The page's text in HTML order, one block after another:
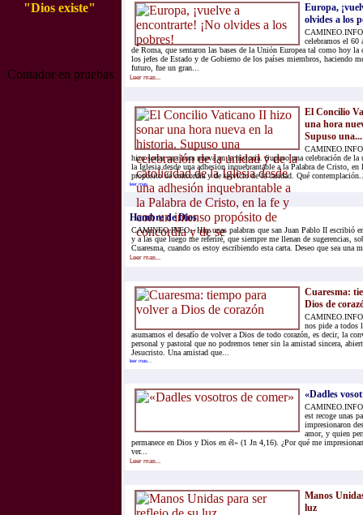
"Dios existe"
Contador en pruebas
Europa,
olvides a los
celebramos el 60
de Roma, que sentaron las bases de la Unión Europea tal como hoy la
los jefes de Estado y de Gobierno de los países miembros, haciendo
futuro, fue un gran...
Leer mas...
El Concilio
una hora
Supuso una...
hizo sonar una hora nueva en la historia. Supuso una celebración de
la Iglesia desde una adhesión inquebrantable a la Palabra de Cristo,
propósito de concordia y de servicio de la caridad. Qué
leer mas...
Hambre de Dios
CAMINEO.INFO.- Hay unas palabras que san Juan Pablo II escribió
y a las que luego me referiré, que siempre me llenan de sugerencias,
Cuaresma, cuando os estoy escribiendo esta carta. Deseo que sea una
Leer mas...
Cuaresma:
Dios de
nos pide a todos
asumamos el desafío de volver a Dios de todo corazón, es decir, la
personal y pastoral que no podremos tener sin la amistad sincera,
Jesucristo. Una amistad que...
leer mas...
«Dadles
est recoge unas
impresionaron
amor, y quien
permanece en Dios y Dios en él» (1 Jn 4,16). ¿Por qué me
ver...
Leer mas...
Manos
luz